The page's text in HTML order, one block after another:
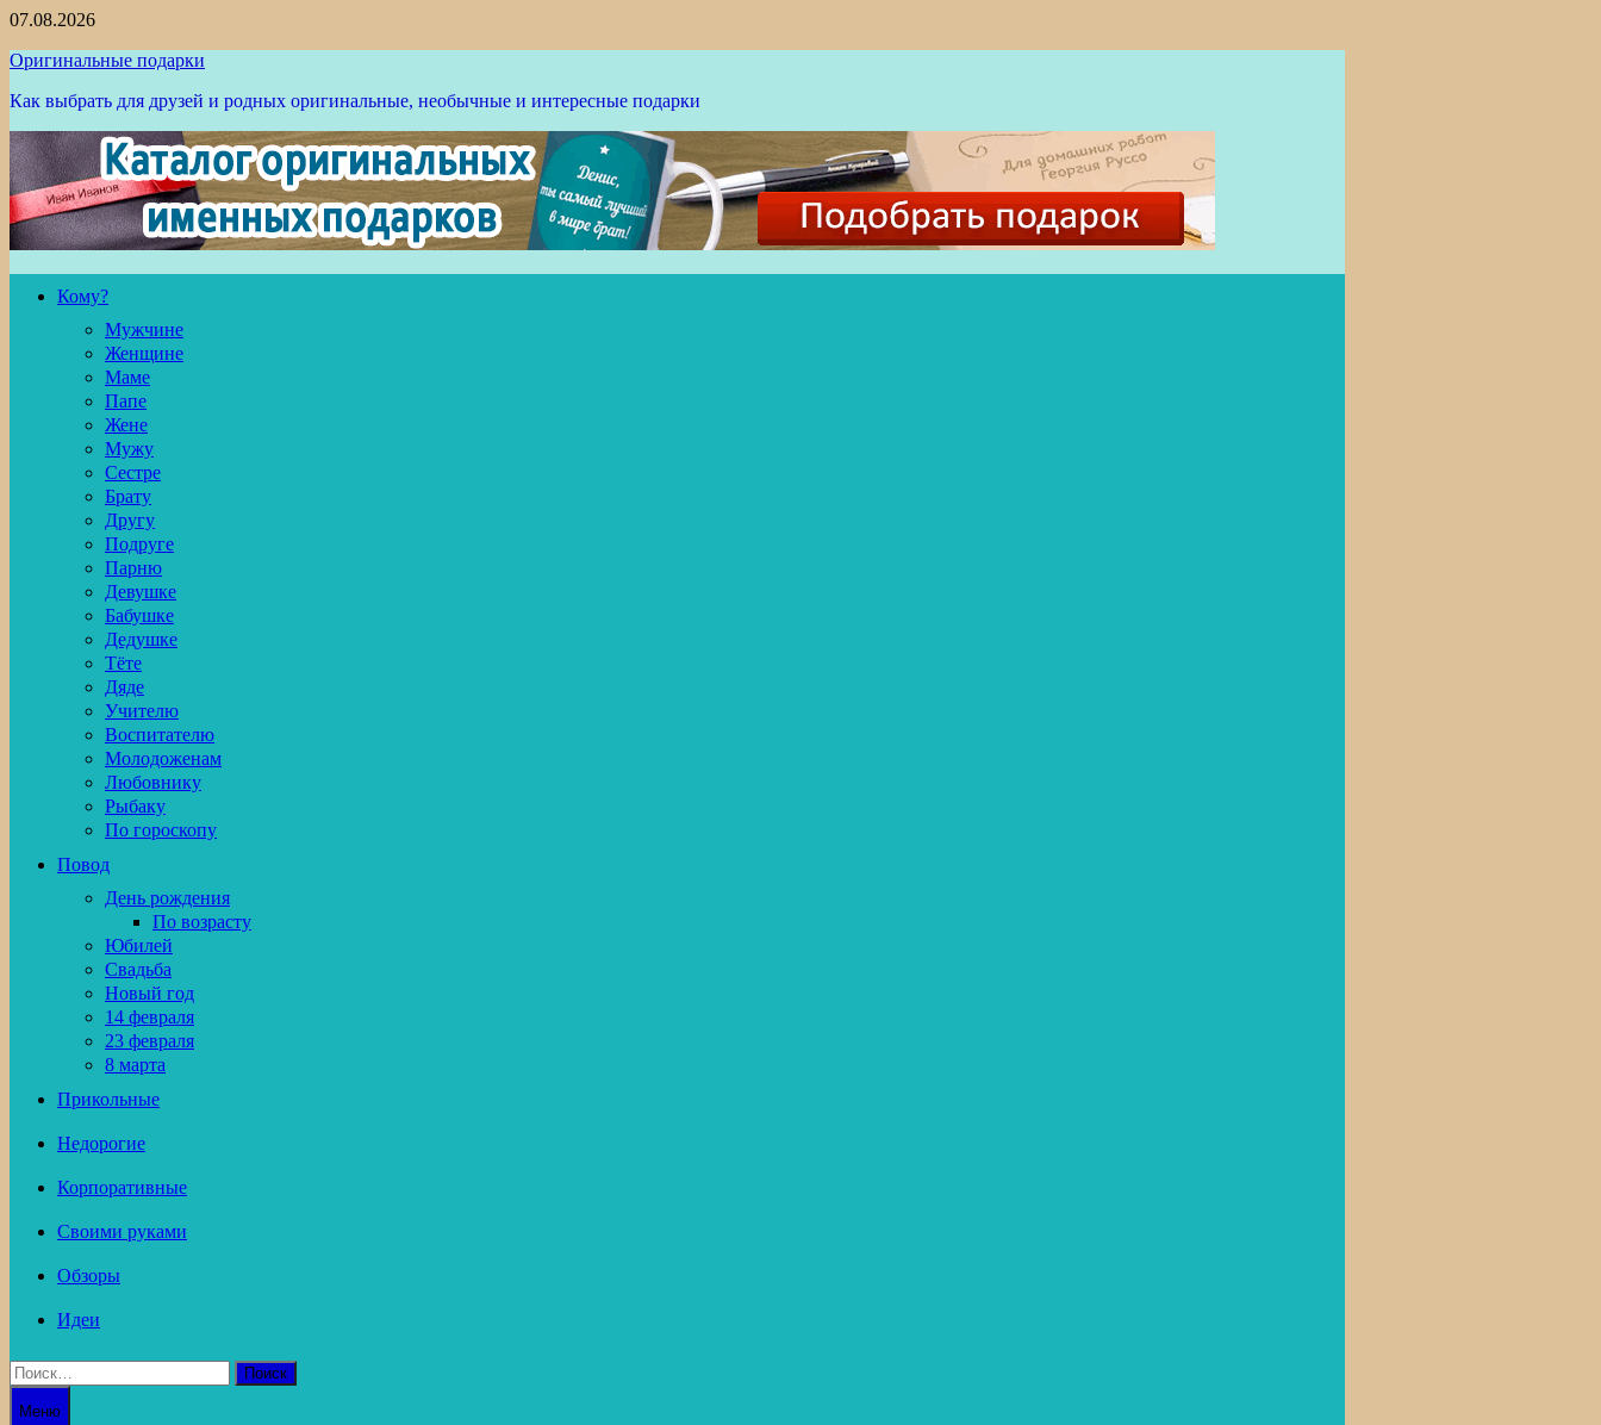
Перейти
содержимому
07.08.2026
Оригинальные подарки
Как выбрать для друзей и родных оригинальные, необычные и интересные подарки
Кому?
Мужчине
Женщине
Маме
Папе
Жене
Мужу
Сестре
Брату
Другу
Подруге
Парню
Девушке
Бабушке
Дедушке
Тёте
Дяде
Учителю
Воспитателю
Молодоженам
Любовнику
Рыбаку
По гороскопу
Повод
День рождения
По возрасту
Юбилей
Свадьба
Новый год
14 февраля
23 февраля
8 марта
Прикольные
Недорогие
Корпоративные
Своими руками
Обзоры
Идеи
Найти:
Меню